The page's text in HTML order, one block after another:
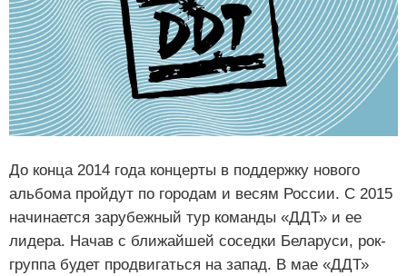
До конца 2014 года концерты в поддержку нового
альбома пройдут по городам и весям России. С 2015
начинается зарубежный тур команды «ДДТ» и ее
лидера. Начав с ближайшей соседки Беларуси, рок-
группа будет продвигаться на запад. В мае «ДДТ»